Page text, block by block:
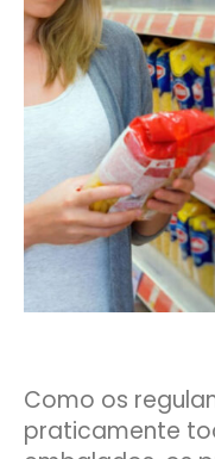
Como os
praticamente